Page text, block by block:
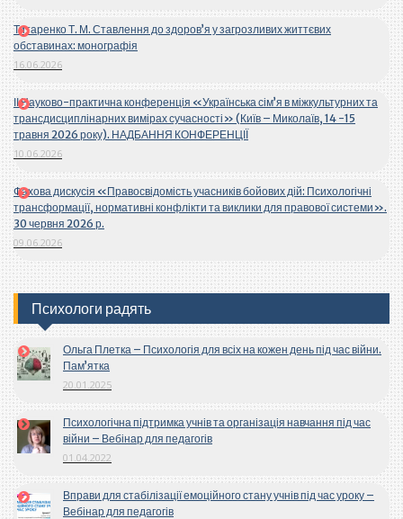
Титаренко Т. М. Ставлення до здоров’я у загрозливих життєвих
обставинах: монографія
16.06.2026
ІІ Науково-практична конференція «Українська сім’я в міжкультурних та
трансдисциплінарних вимірах сучасності» (Київ – Миколаїв, 14 -15
травня 2026 року). НАДБАННЯ КОНФЕРЕНЦІЇ
10.06.2026
Фахова дискусія «Правосвідомість учасників бойових дій: Психологічні
трансформації, нормативні конфлікти та виклики для правової системи».
30 червня 2026 р.
09.06.2026
Психологи радять
Ольга Плетка – Психологія для всіх на кожен день під час війни.
Пам’ятка
20.01.2025
Психологічна підтримка учнів та організація навчання під час
війни – Вебінар для педагогів
01.04.2022
Вправи для стабілізації емоційного стану учнів під час уроку –
Вебінар для педагогів